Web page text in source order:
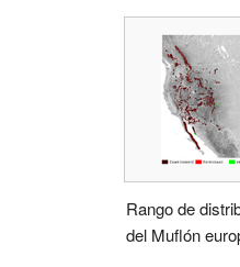
Rango de
del Muflón